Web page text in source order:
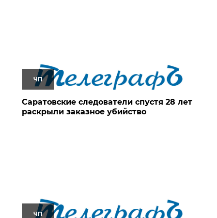
ЧП
Саратовские следователи спустя 28 лет
раскрыли заказное убийство
ЧП